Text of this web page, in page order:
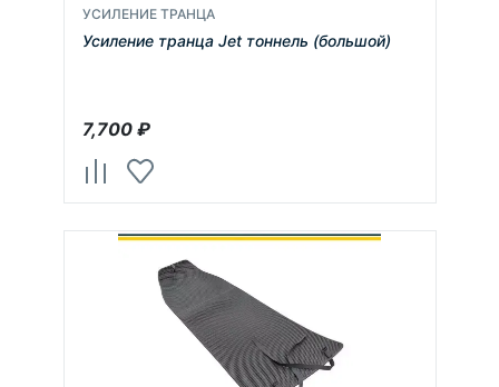
УСИЛЕНИЕ ТРАНЦА
Усиление транца Jet тоннель (большой)
7,700₽